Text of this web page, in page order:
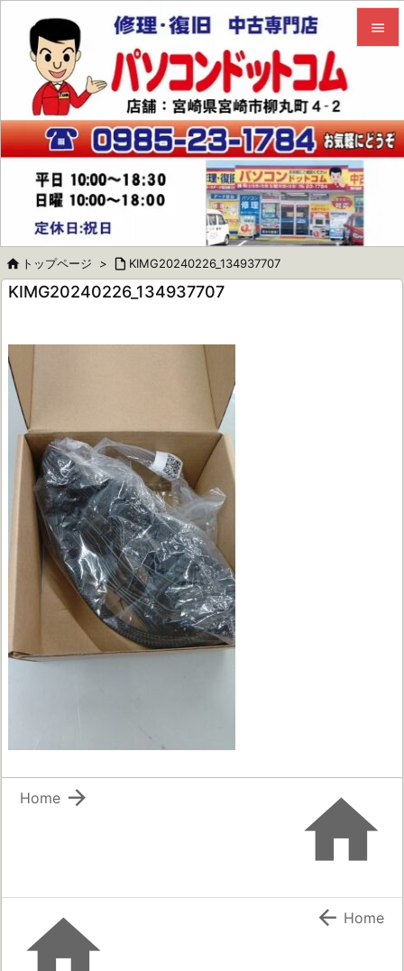

サイド


 トップページ >  KIMG20240226_134937707
KIMG20240226_134937707


Home
  Home